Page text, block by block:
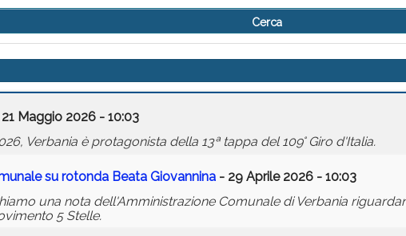
Maggio 2026 - 10:03
Verbania è protagonista della 13ª tappa del 109° Giro d'Italia.
su rotonda Beata Giovannina - 29 Aprile 2026 - 10:03
una nota dell'Amministrazione Comunale di Verbania
5 Stelle.